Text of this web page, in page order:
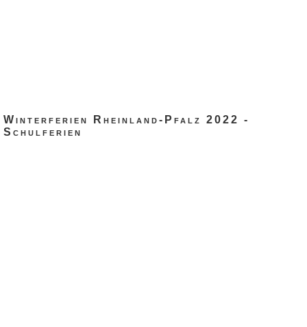
Winterferien Rheinland-Pfalz 2022 -
Schulferien